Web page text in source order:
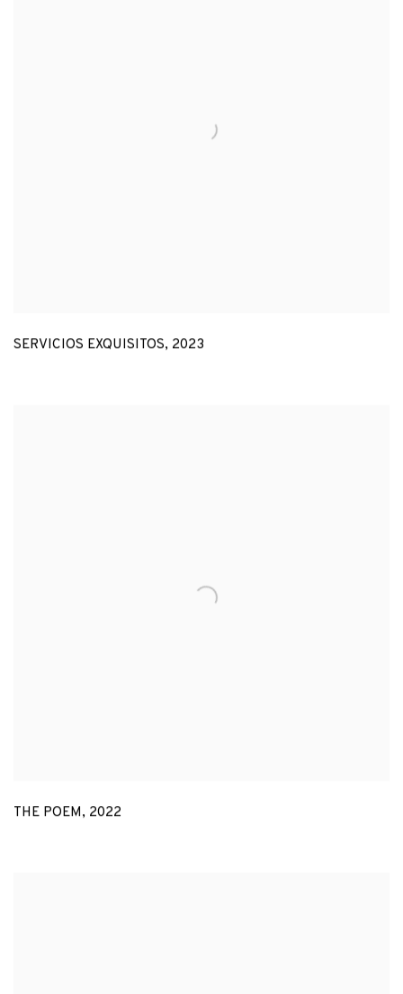
SERVICIOS EXQUISITOS, 2023
THE POEM, 2022